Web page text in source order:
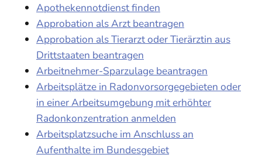
Apothekennotdienst finden
Approbation als Arzt beantragen
Approbation als Tierarzt oder Tierärztin aus
Drittstaaten beantragen
Arbeitnehmer-Sparzulage beantragen
Arbeitsplätze in Radonvorsorgegebieten oder
in einer Arbeitsumgebung mit erhöhter
Radonkonzentration anmelden
Arbeitsplatzsuche im Anschluss an
Aufenthalte im Bundesgebiet